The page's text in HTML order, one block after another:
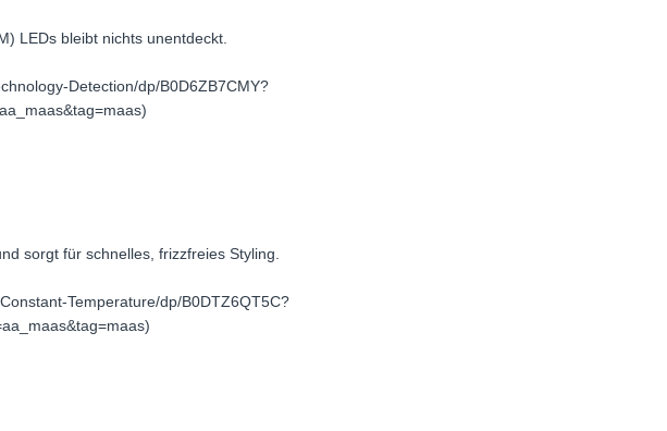
LEDs bleibt nichts unentdeckt.
Detection/dp/B0D6ZB7CMY?
sorgt für schnelles, frizzfreies Styling.
Temperature/dp/B0DTZ6QT5C?